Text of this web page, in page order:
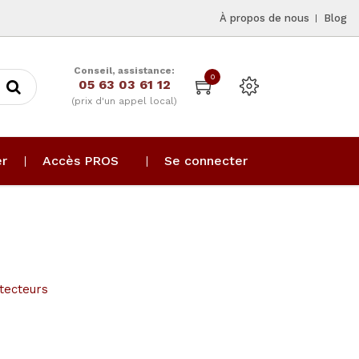
À propos de nous Blog
Conseil, assistance:
05 63 03 61 12
(prix d'un appel local)
0
Accès PROS Se connecter